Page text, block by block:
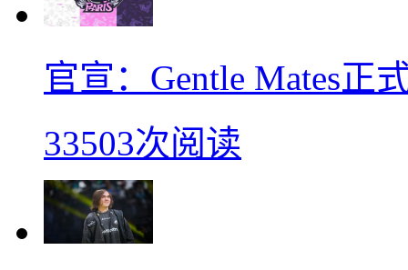
官宣：Gentle Mates正
33503次阅读